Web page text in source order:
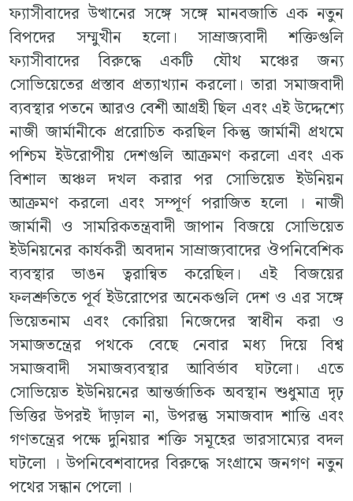
ফ্যাসীবাদের উত্থানের সঙ্গে সঙ্গে মানবজাতি এক নতুন
বিপদের সম্মুখীন হলো। সাম্রাজ্যবাদী শক্তিগুলি
ফ্যাসীবাদের বিরুদ্ধে একটি যৌথ মঞ্চের জন্য
সোভিয়েতের প্রস্তাব প্রত্যাখ্যান করলো। তারা সমাজবাদী
ব্যবস্থার পতনে আরও বেশী আগ্রহী ছিল এবং এই উদ্দেশ্যে
নাজী জার্মানীকে প্ররোচিত করছিল কিন্তু জার্মানী প্রথমে
পশ্চিম ইউরোপীয় দেশগুলি আক্রমণ করলো এবং এক
বিশাল অঞ্চল দখল করার পর সোভিয়েত ইউনিয়ন
আক্রমণ করলো এবং সম্পূর্ণ পরাজিত হলো । নাজী
জার্মানী ও সামরিকতন্ত্রবাদী জাপান বিজয়ে সোভিয়েত
ইউনিয়নের কার্যকরী অবদান সাম্রাজ্যবাদের ঔপনিবেশিক
ব্যবস্থার ভাঙন ত্বরান্বিত করেছিল। এই বিজয়ের
ফলশ্রুতিতে পূর্ব ইউরোপের অনেকগুলি দেশ ও এর সঙ্গে
ভিয়েতনাম এবং কোরিয়া নিজেদের স্বাধীন করা ও
সমাজতন্ত্রের পথকে বেছে নেবার মধ্য দিয়ে বিশ্ব
সমাজবাদী সমাজব্যবস্থার আবির্ভাব ঘটলো। এতে
সোভিয়েত ইউনিয়নের আন্তর্জাতিক অবস্থান শুধুমাত্র দৃঢ়
ভিত্তির উপরই দাঁড়াল না, উপরন্তু সমাজবাদ শান্তি এবং
গণতন্ত্রের পক্ষে দুনিয়ার শক্তি সমূহের ভারসাম্যের বদল
ঘটলো । উপনিবেশবাদের বিরুদ্ধে সংগ্রামে জনগণ নতুন
পথের সন্ধান পেলো ।